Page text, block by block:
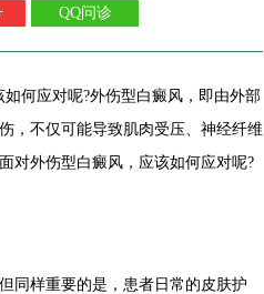
QQ问诊
如何应对呢?外伤型白癜风，即由外部
，不仅可能导致肌肉受压、神经纤维
对外伤型白癜风，应该如何应对呢?
样重要的是，患者日常的皮肤护